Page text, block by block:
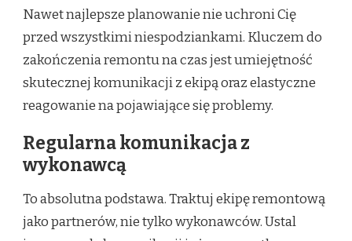
Nawet najlepsze planowanie nie uchroni Cię
przed wszystkimi niespodziankami. Kluczem do
zakończenia remontu na czas jest umiejętność
skutecznej komunikacji z ekipą oraz elastyczne
reagowanie na pojawiające się problemy.
Regularna komunikacja z
wykonawcą
To absolutna podstawa. Traktuj ekipę remontową
jako partnerów, nie tylko wykonawców. Ustal